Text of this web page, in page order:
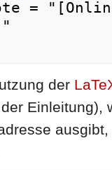
der
Einleitung),